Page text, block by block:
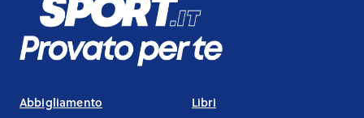
Abbigliamento
Libri